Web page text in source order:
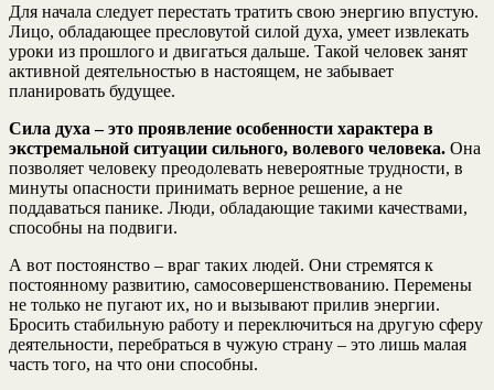
Для начала следует перестать тратить свою энергию впустую.
Лицо, обладающее пресловутой силой духа, умеет извлекать
уроки из прошлого и двигаться дальше. Такой человек занят
активной деятельностью в настоящем, не забывает
планировать будущее.
Сила духа – это проявление особенности характера в
экстремальной ситуации сильного, волевого человека. Она
позволяет человеку преодолевать невероятные трудности, в
минуты опасности принимать верное решение, а не
поддаваться панике. Люди, обладающие такими качествами,
способны на подвиги.
А вот постоянство – враг таких людей. Они стремятся к
постоянному развитию, самосовершенствованию. Перемены
не только не пугают их, но и вызывают прилив энергии.
Бросить стабильную работу и переключиться на другую сферу
деятельности, перебраться в чужую страну – это лишь малая
часть того, на что они способны.